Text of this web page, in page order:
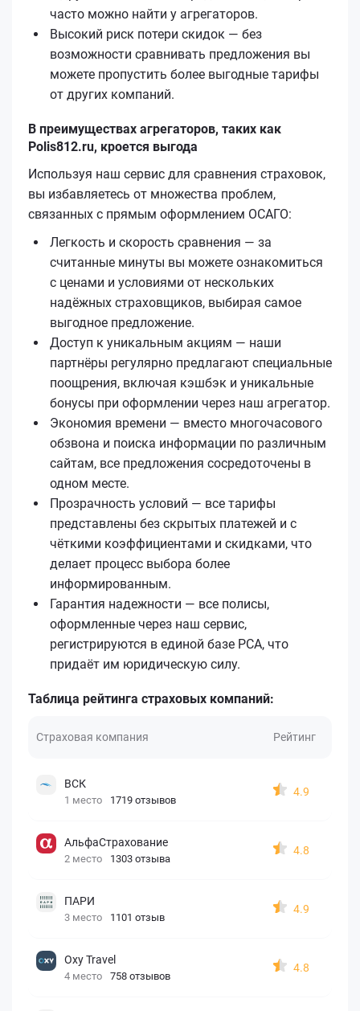
часто можно найти у агрегаторов.
Высокий риск потери скидок — без
возможности сравнивать предложения вы
можете пропустить более выгодные тарифы
от других компаний.
В преимуществах агрегаторов, таких как
Polis812.ru, кроется выгода
Используя наш сервис для сравнения страховок,
вы избавляетесь от множества проблем,
связанных с прямым оформлением ОСАГО:
Легкость и скорость сравнения — за
считанные минуты вы можете ознакомиться
с ценами и условиями от нескольких
надёжных страховщиков, выбирая самое
выгодное предложение.
Доступ к уникальным акциям — наши
партнёры регулярно предлагают специальные
поощрения, включая кэшбэк и уникальные
бонусы при оформлении через наш агрегатор.
Экономия времени — вместо многочасового
обзвона и поиска информации по различным
сайтам, все предложения сосредоточены в
одном месте.
Прозрачность условий — все тарифы
представлены без скрытых платежей и с
чёткими коэффициентами и скидками, что
делает процесс выбора более
информированным.
Гарантия надежности — все полисы,
оформленные через наш сервис,
регистрируются в единой базе РСА, что
придаёт им юридическую силу.
Таблица рейтинга страховых компаний:
Страховая компания Рейтинг
ВСК
1 место 1719 отзывов
4.9
АльфаСтрахование
2 место 1303 отзыва
4.8
ПАРИ
3 место 1101 отзыв
4.9
Oxy Travel
4 место 758 отзывов
4.8